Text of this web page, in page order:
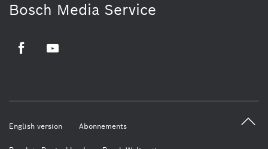
Bosch Media Service
English version Abonnements